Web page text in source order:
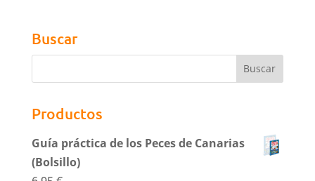
Buscar
Productos
Guía práctica de los Peces de Canarias
(Bolsillo)